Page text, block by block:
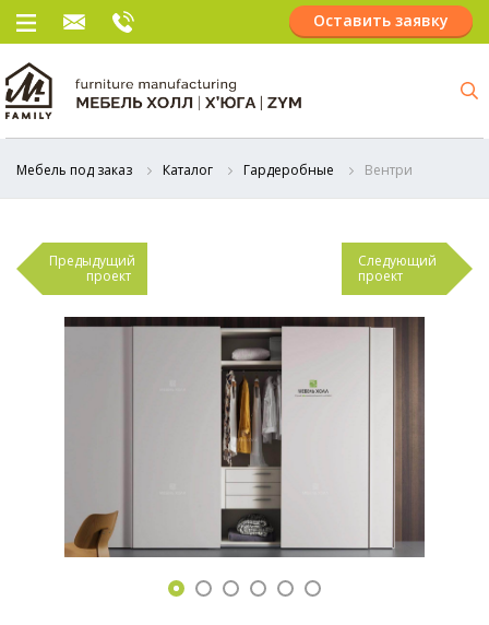
Оставить заявку
Мебель под заказ Каталог Гардеробные Вентри
Предыдущий
проект
Следующий
проект